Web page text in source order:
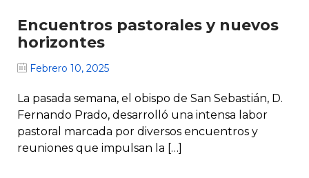
Encuentros pastorales y nuevos
horizontes
Febrero 10, 2025
La pasada semana, el obispo de San Sebastián, D.
Fernando Prado, desarrolló una intensa labor
pastoral marcada por diversos encuentros y
reuniones que impulsan la […]